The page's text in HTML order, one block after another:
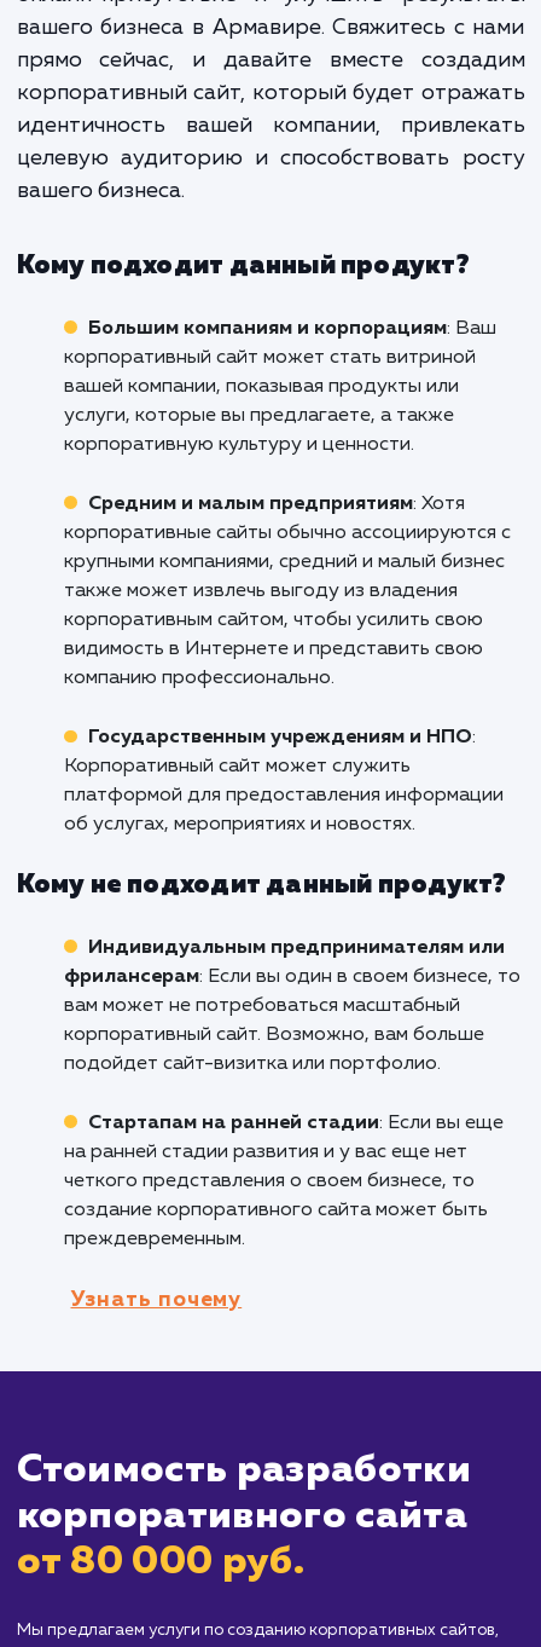
на рынке и
долгосрочные отношения с
и партнерами. Мы помогаем
создать не просто сайт, а
маркетинговый инструмент,
результаты вашего бизнеса.
Не упускайте возможность преобразить
вашего бизнеса в Армавире. Свяжитесь с
прямо сейчас, и давайте вместе
корпоративный сайт, который будет
идентичность вашей компании,
целевую аудиторию и способствовать
вашего бизнеса.
Кому подходит данный продукт?
корпоративный сайт может стать витриной
услуги, которые вы предлагаете, а также
корпоративную культуру и ценности.
Средним и малым предприятиям: Хотя
корпоративные сайты обычно
также может извлечь выгоду из владения
корпоративным сайтом, чтобы усилить свою
видимость в Интернете и представить свою
компанию профессионально.
Государственным учреждениям и НПО
Кому не подходит данный
Индивидуальным предпринимателям
фрилансерам : Если вы один в своем
корпоративный сайт. Возможно, вам больше